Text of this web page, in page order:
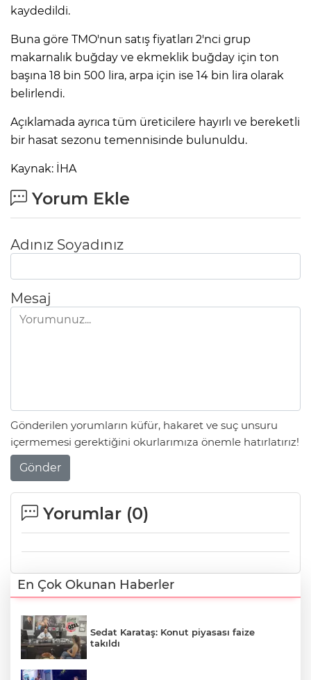
kaydedildi.
Buna göre TMO'nun satış fiyatları 2'nci grup
makarnalık buğday ve ekmeklik buğday için ton
başına 18 bin 500 lira, arpa için ise 14 bin lira olarak
belirlendi.
Açıklamada ayrıca tüm üreticilere hayırlı ve bereketli
bir hasat sezonu temennisinde bulunuldu.
Kaynak: İHA
Yorum Ekle
Adınız Soyadınız
Mesaj
Gönderilen yorumların küfür, hakaret ve suç unsuru
içermemesi gerektiğini okurlarımıza önemle hatırlatırız!
Gönder
Yorumlar (0)
En Çok Okunan Haberler
Sedat Karataş: Konut piyasası faize
takıldı